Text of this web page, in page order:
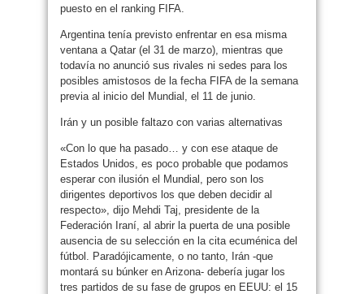
puesto en el ranking FIFA.
Argentina tenía previsto enfrentar en esa misma
ventana a Qatar (el 31 de marzo), mientras que
todavía no anunció sus rivales ni sedes para los
posibles amistosos de la fecha FIFA de la semana
previa al inicio del Mundial, el 11 de junio.
Irán y un posible faltazo con varias alternativas
«Con lo que ha pasado… y con ese ataque de
Estados Unidos, es poco probable que podamos
esperar con ilusión el Mundial, pero son los
dirigentes deportivos los que deben decidir al
respecto», dijo Mehdi Taj, presidente de la
Federación Iraní, al abrir la puerta de una posible
ausencia de su selección en la cita ecuménica del
fútbol. Paradójicamente, o no tanto, Irán -que
montará su búnker en Arizona- debería jugar los
tres partidos de su fase de grupos en EEUU: el 15